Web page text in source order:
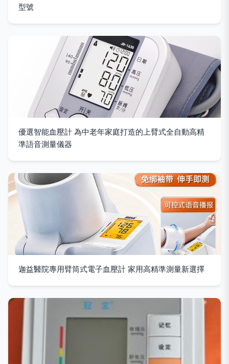
型號
優選智能血壓計 為中老年家庭打造的上臂式全自動高精
準語音測量儀器
迦益醫院專用臂筒式電子血壓計 家用高精準測量新選擇